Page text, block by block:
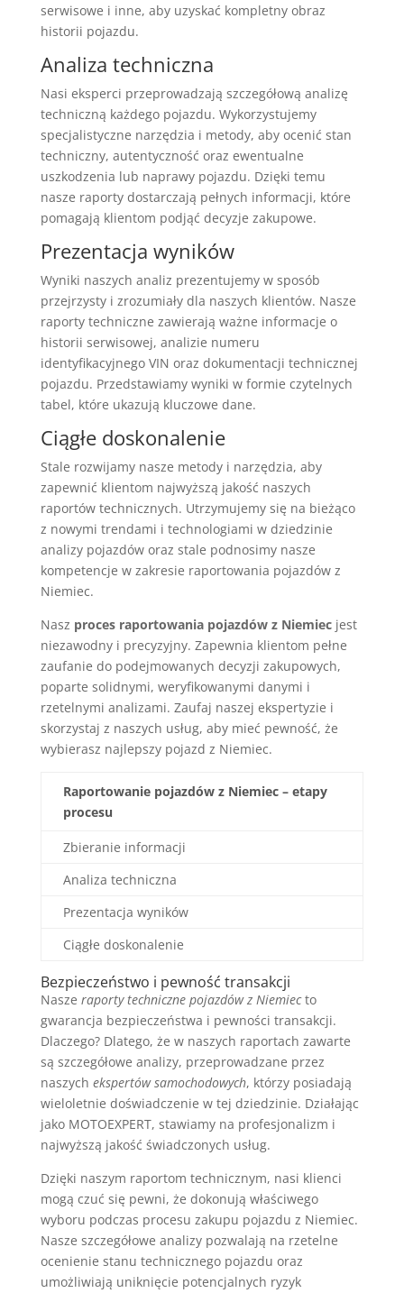
serwisowe i inne, aby uzyskać kompletny obraz
historii pojazdu.
Analiza techniczna
Nasi eksperci przeprowadzają szczegółową analizę
techniczną każdego pojazdu. Wykorzystujemy
specjalistyczne narzędzia i metody, aby ocenić stan
techniczny, autentyczność oraz ewentualne
uszkodzenia lub naprawy pojazdu. Dzięki temu
nasze raporty dostarczają pełnych informacji, które
pomagają klientom podjąć decyzje zakupowe.
Prezentacja wyników
Wyniki naszych analiz prezentujemy w sposób
przejrzysty i zrozumiały dla naszych klientów. Nasze
raporty techniczne zawierają ważne informacje o
historii serwisowej, analizie numeru
identyfikacyjnego VIN oraz dokumentacji technicznej
pojazdu. Przedstawiamy wyniki w formie czytelnych
tabel, które ukazują kluczowe dane.
Ciągłe doskonalenie
Stale rozwijamy nasze metody i narzędzia, aby
zapewnić klientom najwyższą jakość naszych
raportów technicznych. Utrzymujemy się na bieżąco
z nowymi trendami i technologiami w dziedzinie
analizy pojazdów oraz stale podnosimy nasze
kompetencje w zakresie raportowania pojazdów z
Niemiec.
Nasz proces raportowania pojazdów z Niemiecjest
niezawodny i precyzyjny. Zapewnia klientom pełne
zaufanie do podejmowanych decyzji zakupowych,
poparte solidnymi, weryfikowanymi danymi i
rzetelnymi analizami. Zaufaj naszej ekspertyzie i
skorzystaj z naszych usług, aby mieć pewność, że
wybierasz najlepszy pojazd z Niemiec.
Raportowanie pojazdów z Niemiec – etapy
procesu
Zbieranie informacji
Analiza techniczna
Prezentacja wyników
Ciągłe doskonalenie
Bezpieczeństwo i pewność transakcji
Nasze raporty techniczne pojazdów z Niemiecto
gwarancja bezpieczeństwa i pewności transakcji.
Dlaczego? Dlatego, że w naszych raportach zawarte
są szczegółowe analizy, przeprowadzane przez
naszych ekspertów samochodowych, którzy posiadają
wieloletnie doświadczenie w tej dziedzinie. Działając
jako MOTOEXPERT, stawiamy na profesjonalizm i
najwyższą jakość świadczonych usług.
Dzięki naszym raportom technicznym, nasi klienci
mogą czuć się pewni, że dokonują właściwego
wyboru podczas procesu zakupu pojazdu z Niemiec.
Nasze szczegółowe analizy pozwalają na rzetelne
ocenienie stanu technicznego pojazdu oraz
umożliwiają uniknięcie potencjalnych ryzyk